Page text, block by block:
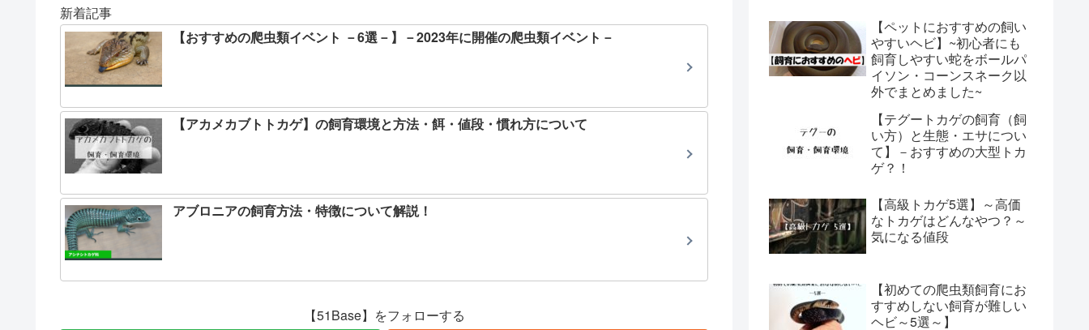
新着記事
【おすすめの爬虫類イベント －6選－】－2023年に開催の爬虫類イベント－
【アカメカブトトカゲ】の飼育環境と方法・餌・値段・慣れ方について
アブロニアの飼育方法・特徴について解説！
【51Base】をフォローする
【ペットにおすすめの飼い
やすいヘビ】~初心者にも
飼育しやすい蛇をボールパ
イソン・コーンスネーク以
外でまとめました~
【テグートカゲの飼育（飼
い方）と生態・エサについ
て】－おすすめの大型トカ
ゲ？！
【高級トカゲ5選】～高価
なトカゲはどんなやつ？～
気になる値段
【初めての爬虫類飼育にお
すすめしない飼育が難しい
ヘビ～5選～】